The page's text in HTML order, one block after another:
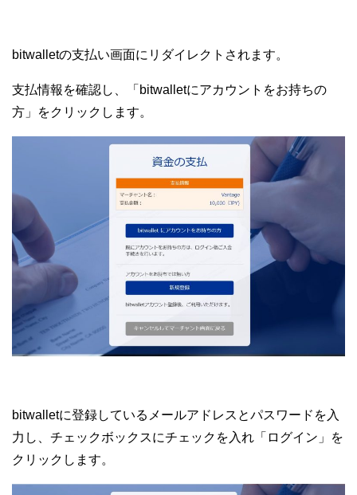
bitwalletの支払い画面にリダイレクトされます。
支払情報を確認し、「bitwalletにアカウントをお持ちの
方」をクリックします。
bitwalletに登録しているメールアドレスとパスワードを入
力し、チェックボックスにチェックを入れ「ログイン」を
クリックします。